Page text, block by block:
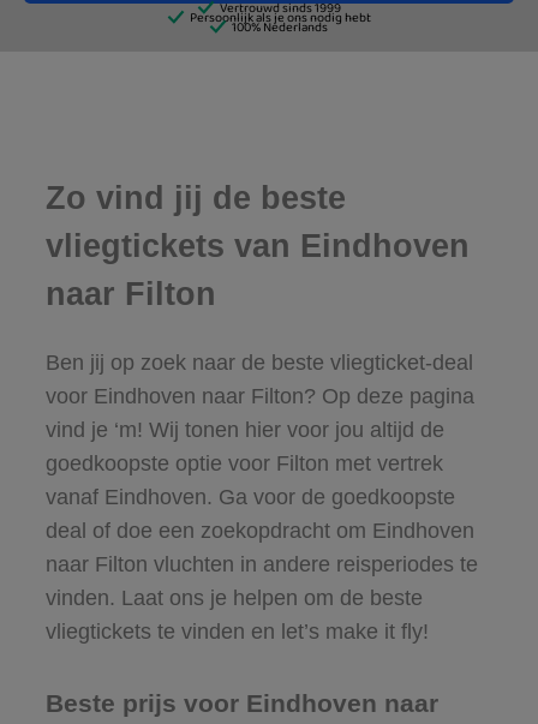
Zo vind jij de beste
vliegtickets van Eindhoven
naar Filton
Ben jij op zoek naar de beste vliegticket-deal
voor Eindhoven naar Filton? Op deze pagina
vind je ‘m! Wij tonen hier voor jou altijd de
goedkoopste optie voor Filton met vertrek
vanaf Eindhoven. Ga voor de goedkoopste
deal of doe een zoekopdracht om Eindhoven
naar Filton vluchten in andere reisperiodes te
vinden. Laat ons je helpen om de beste
vliegtickets te vinden en let’s make it fly!
Beste prijs voor Eindhoven naar